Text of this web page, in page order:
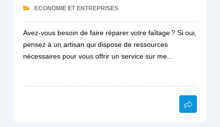
ECONOMIE ET ENTREPRISES
Avez-vous besoin de faire réparer votre faîtage ? Si oui,
pensez à un artisan qui dispose de ressources
nécessaires pour vous offrir un service sur me...